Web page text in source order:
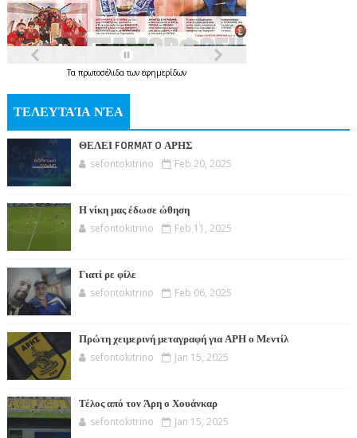
Τα πρωτοσέλιδατων εφημερίδων
ΤΕΛΕΥΤΑΊΑ ΝΈΑ
ΘΕΛΕΙ FORMAT O ΑΡΗΣ
sefontokitrino Feb 20, 2025
Η νίκη μας έδωσε ώθηση
sefontokitrino Feb 11, 2025
Γιατί ρε φίλε
sefontokitrino Feb 06, 2025
Πρώτη χειμερινή μεταγραφή για ΑΡΗ ο Μεντίλ
sefontokitrino Jan 15, 2025
Τέλος από τον Άρη ο Χουάνκαρ
sefontokitrino Jan 15, 2025